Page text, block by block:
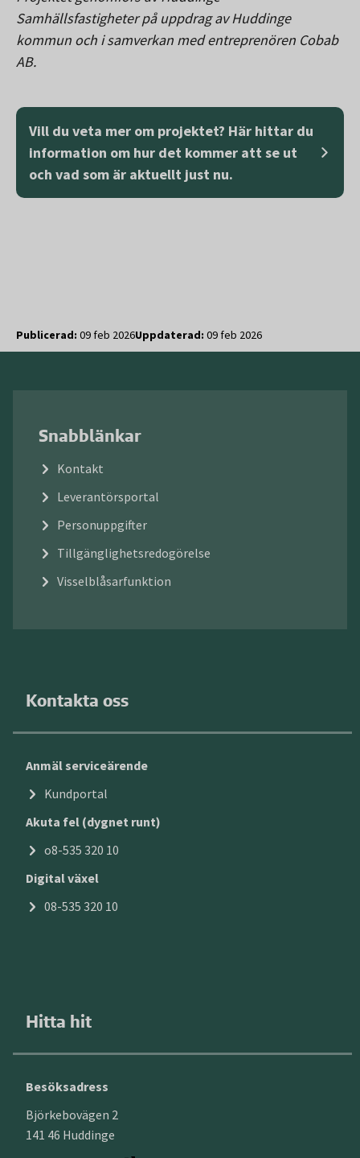
Samhällsfastigheter på uppdrag av Huddinge
kommun och i samverkan med entreprenören Cobab
AB.
Vill du veta mer om projektet? Här hittar du
information om hur det kommer att se ut
och vad som är aktuellt just nu.
Publicerad: 09 feb 2026Uppdaterad: 09 feb 2026
Snabblänkar
Kontakt
Leverantörsportal
Personuppgifter
Tillgänglighetsredogörelse
Visselblåsarfunktion
Kontakta oss
Anmäl serviceärende
Kundportal
Akuta fel (dygnet runt)
o8-535 320 10
Digital växel
08-535 320 10
Hitta hit
Besöksadress
Björkebovägen 2
141 46 Huddinge